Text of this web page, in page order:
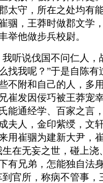
太守，所在之处均有
骃，王莽时做郡文学
举他做步兵校尉。
听说伐国不问仁人，
找我呢？”于是自陈有
不附和自己的人，多
崔发因佞巧被王莽宠
能通经学、百家之言
夫人，金印紫绶，文
用崔骃为建新大尹，
在无妄之世，碰上浇
有兄弟，怎能独自法
到官所，称病不管事，